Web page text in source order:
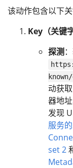
该动作包含以下关
Key（关键字
探测
动获
器地
发现
服务
set 2